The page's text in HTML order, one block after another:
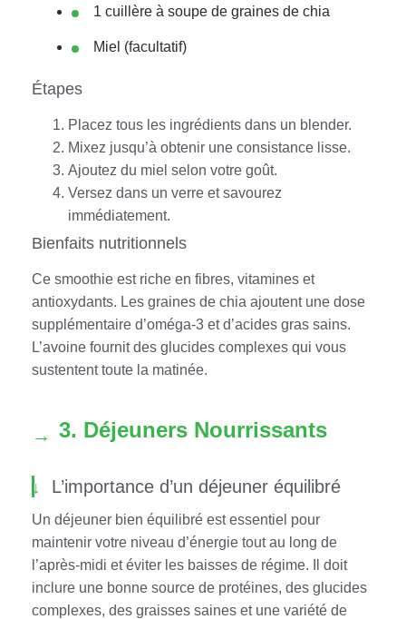
1 cuillère à soupe de graines de chia
Miel (facultatif)
Étapes
Placez tous les ingrédients dans un blender.
Mixez jusqu’à obtenir une consistance lisse.
Ajoutez du miel selon votre goût.
Versez dans un verre et savourez
immédiatement.
Bienfaits nutritionnels
Ce smoothie est riche en fibres, vitamines et
antioxydants. Les graines de chia ajoutent une dose
supplémentaire d’oméga-3 et d’acides gras sains.
L’avoine fournit des glucides complexes qui vous
sustentent toute la matinée.
3. Déjeuners Nourrissants
L’importance d’un déjeuner équilibré
Un déjeuner bien équilibré est essentiel pour
maintenir votre niveau d’énergie tout au long de
l’après-midi et éviter les baisses de régime. Il doit
inclure une bonne source de protéines, des glucides
complexes, des graisses saines et une variété de